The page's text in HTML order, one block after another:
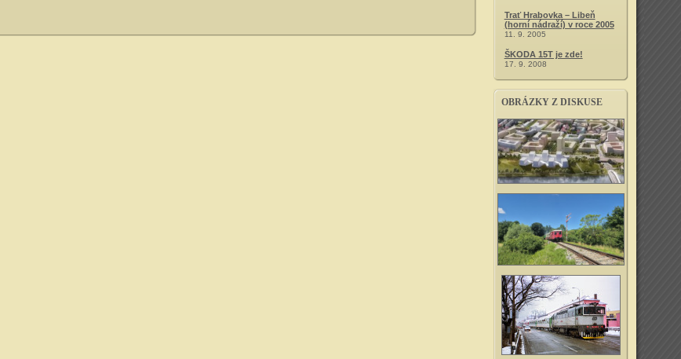
Trať Hrabovka – Libeň
(horní nádraží) v roce 2005
11. 9. 2005
ŠKODA 15T je zde!
17. 9. 2008
OBRÁZKY Z DISKUSE